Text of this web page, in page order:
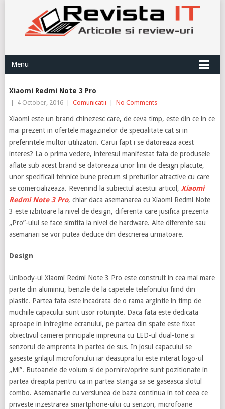
Menu
Xiaomi Redmi Note 3 Pro
4 October, 2016 Comunicatii No Comments
Xiaomi este un brand chinezesc care, de ceva timp, este din ce in ce
mai prezent in ofertele magazinelor de specialitate cat si in
preferintele multor utilizatori. Carui fapt i se datoreaza acest
interes? La o prima vedere, interesul manifestat fata de produsele
aflate sub acest brand se datoreaza unor linii de design placute,
unor specificaii tehnice bune precum si preturilor atractive cu care
se comercializeaza. Revenind la subiectul acestui articol, Xiaomi
Redmi Note 3 Pro, chiar daca asemanarea cu Xiaomi Redmi Note
3 este izbitoare la nivel de design, diferenta care jusifica prezenta
„Pro”-ului se face simtita la nivel de hardware. Alte diferente sau
asemanari se vor putea deduce din descrierea urmatoare.
Design
Unibody-ul Xiaomi Redmi Note 3 Pro este construit in cea mai mare
parte din aluminiu, benzile de la capetele telefonului fiind din
plastic. Partea fata este incadrata de o rama argintie in timp de
muchiile capacului sunt usor rotunjite. Daca fata este dedicata
aproape in intregime ecranului, pe partea din spate este fixat
obiectivul camerei principale impreuna cu LED-ul dual-tone si
senzorul de amprenta in partea de sus. In josul capacului se
gaseste grilajul microfonului iar deasupra lui este interat logo-ul
„Mi”. Butoanele de volum si de pornire/oprire sunt pozitionate in
partea dreapta pentru ca in partea stanga sa se gaseasca slotul
combo. Asemanarile cu versiunea de baza continua in tot ceea ce
priveste inzestrarea smartphone-ului cu senzori, microfoane